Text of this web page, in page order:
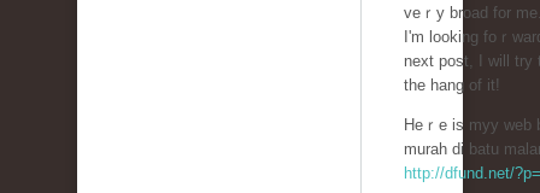
veｒy broad for
I'm looking foｒ
next post, I will try
the hang of it!
Heｒe is myy web
murah di batu
http://dfund.net/